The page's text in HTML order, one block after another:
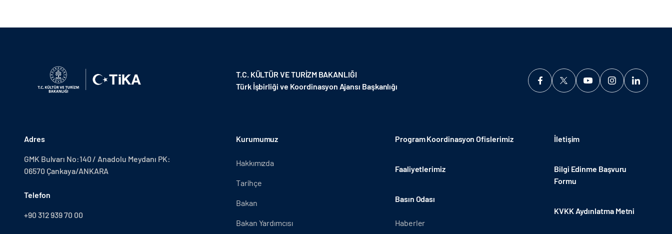
T.C. KÜLTÜR VE TURİZM BAKANLIĞI
Türk İşbirliği ve Koordinasyon Ajansı Başkanlığı
Adres
GMK Bulvarı No:140 / Anadolu Meydanı PK:
06570 Çankaya/ANKARA
Telefon
+90 312 939 70 00
Kurumumuz
Hakkımızda
Tarihçe
Bakan
Bakan Yardımcısı
Program Koordinasyon Ofislerimiz
Faaliyetlerimiz
Basın Odası
Haberler
İletişim
Bilgi Edinme Başvuru
Formu
KVKK Aydınlatma Metni